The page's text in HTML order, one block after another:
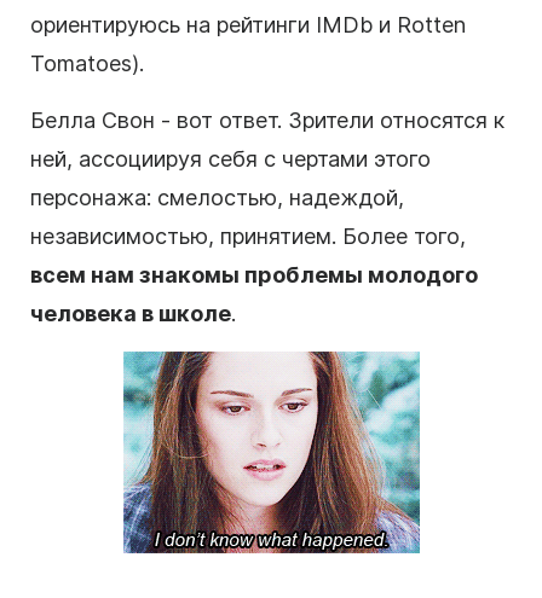
ориентируюсь на рейтинги IMDb и Rotten
Tomatoes).
Белла Свон - вот ответ. Зрители относятся к
ней, ассоциируя себя с чертами этого
персонажа: смелостью, надеждой,
независимостью, принятием. Более того,
всем нам знакомы проблемы молодого
человека в школе.